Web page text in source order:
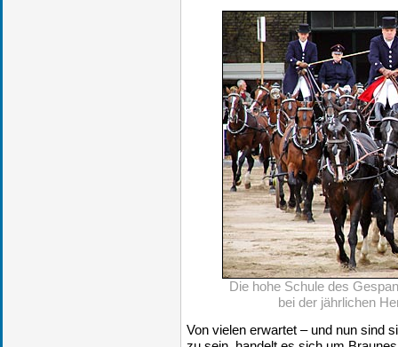
Die hohe Schule des
bei der jährlichen
Von vielen erwartet – und nun sind